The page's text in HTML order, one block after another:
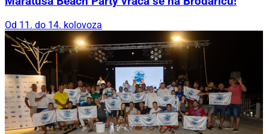
Od 11. do 14. kolovoza